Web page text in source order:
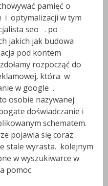
pamięć o
i optymalizacji w tym
seo . po
jakich jak budowa
pod kontem
rozpocząć do
która w
w google .
osobie nazywanej:
doświadczanie i
schematem.
pojawia się coraz
stale wyrasta. kolejnym
w wyszukiwarce w
pomoc